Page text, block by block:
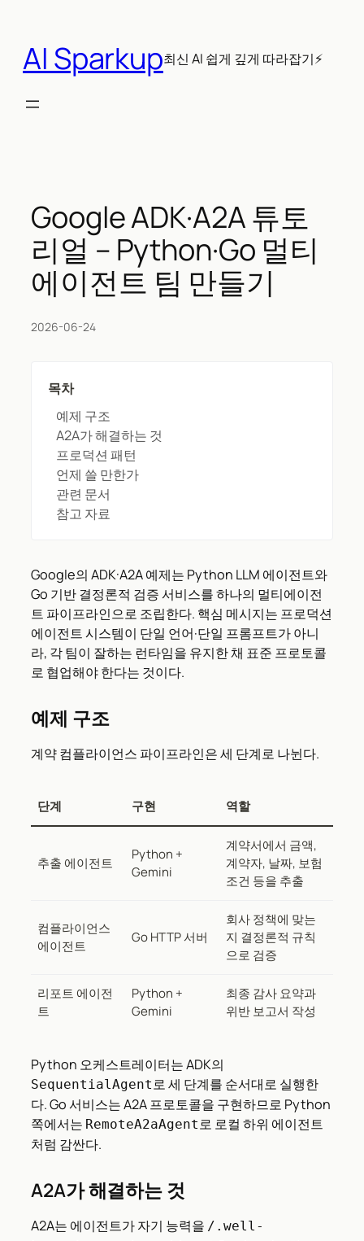
AI Sparkup최신 AI 쉽게 깊게 따라잡기⚡
Google ADK·A2A 튜토
리얼 – Python·Go 멀티
에이전트 팀 만들기
2026-06-24
목차
예제 구조
A2A가 해결하는 것
프로덕션 패턴
언제 쓸 만한가
관련 문서
참고 자료
Google의 ADK·A2A 예제는 Python LLM 에이전트와
Go 기반 결정론적 검증 서비스를 하나의 멀티에이전
트 파이프라인으로 조립한다. 핵심 메시지는 프로덕션
에이전트 시스템이 단일 언어·단일 프롬프트가 아니
라, 각 팀이 잘하는 런타임을 유지한 채 표준 프로토콜
로 협업해야 한다는 것이다.
예제 구조
계약 컴플라이언스 파이프라인은 세 단계로 나뉜다.
단계 구현 역할
추출 에이전트
Python +
Gemini
계약서에서 금액,
계약자, 날짜, 보험
조건 등을 추출
컴플라이언스
에이전트
Go HTTP 서버
회사 정책에 맞는
지 결정론적 규칙
으로 검증
리포트 에이전
트
Python +
Gemini
최종 감사 요약과
위반 보고서 작성
Python 오케스트레이터는 ADK의
SequentialAgent로 세 단계를 순서대로 실행한
다. Go 서비스는 A2A 프로토콜을 구현하므로 Python
쪽에서는 RemoteA2aAgent로 로컬 하위 에이전트
처럼 감싼다.
A2A가 해결하는 것
A2A는 에이전트가 자기 능력을 /.well-